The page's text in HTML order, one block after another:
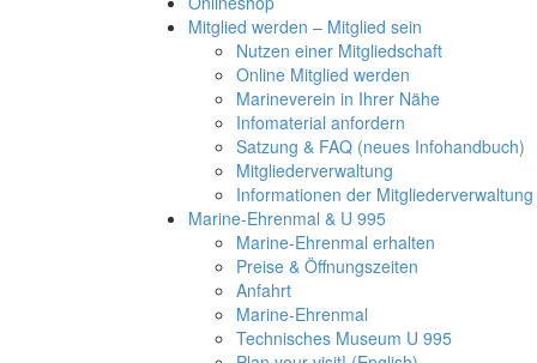
Mitglied werden – Mitglied sein
Nutzen einer Mitgliedschaft
Online Mitglied werden
Marineverein in Ihrer Nähe
Infomaterial anfordern
Satzung & FAQ (neues Infohandbuch)
Mitgliederverwaltung
Informationen der Mitgliederverwaltung
Marine-Ehrenmal & U 995
Marine-Ehrenmal erhalten
Preise & Öffnungszeiten
Anfahrt
Marine-Ehrenmal
Technisches Museum U 995